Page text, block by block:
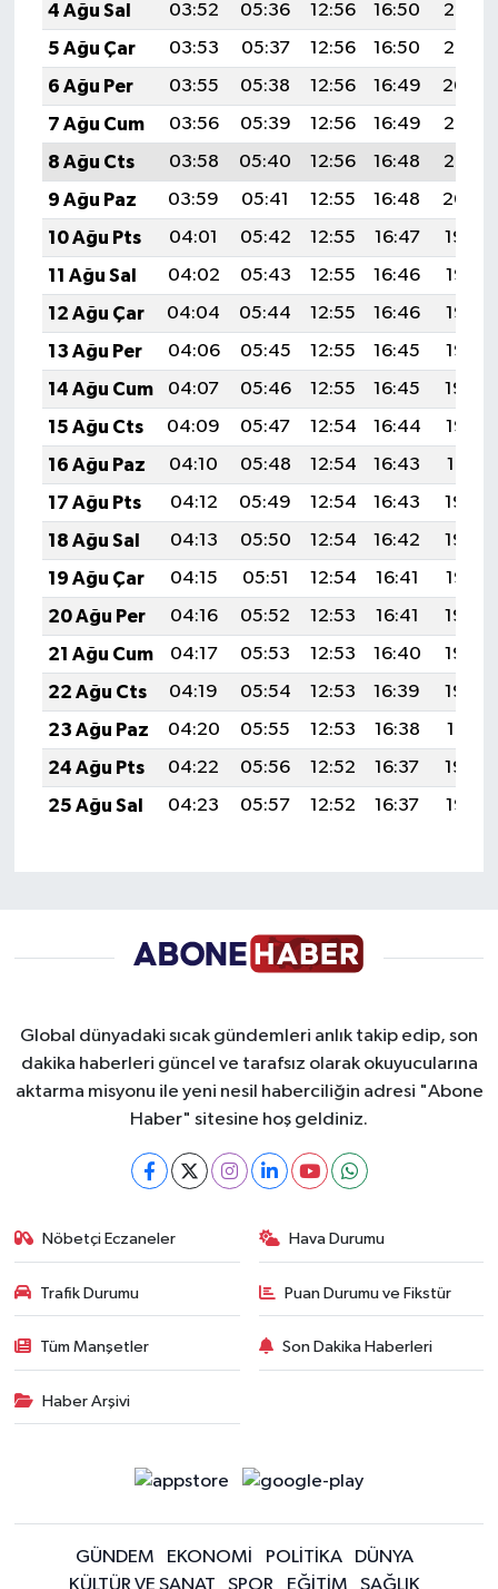
4 Ağu Sal
03:52 05:36 12:56 16:50
20:07
5 Ağu Çar
03:53 05:37 12:56 16:50
20:05
6 Ağu Per
03:55 05:38 12:56 16:49
20:04
7 Ağu Cum
03:56 05:39 12:56 16:49
20:03
8 Ağu Cts
03:58 05:40 12:56 16:48
20:02
9 Ağu Paz
03:59 05:41 12:55 16:48
20:00
10 Ağu Pts
04:01 05:42 12:55 16:47
19:59
11 Ağu Sal
04:02 05:43 12:55 16:46
19:58
12 Ağu Çar
04:04 05:44 12:55 16:46
19:57
13 Ağu Per
04:06 05:45 12:55 16:45
19:55
14 Ağu Cum
04:07 05:46 12:55 16:45
19:54
15 Ağu Cts
04:09 05:47 12:54 16:44
19:52
16 Ağu Paz
04:10 05:48 12:54 16:43
19:51
17 Ağu Pts
04:12 05:49 12:54 16:43
19:50
18 Ağu Sal
04:13 05:50 12:54 16:42
19:48
19 Ağu Çar
04:15 05:51 12:54 16:41
19:47
20 Ağu Per
04:16 05:52 12:53 16:41
19:45
21 Ağu Cum
04:17 05:53 12:53 16:40
19:44
22 Ağu Cts
04:19 05:54 12:53 16:39
19:42
23 Ağu Paz
04:20 05:55 12:53 16:38
19:41
24 Ağu Pts
04:22 05:56 12:52 16:37
19:39
25 Ağu Sal
04:23 05:57 12:52 16:37 19:38
Global dünyadaki sıcak gündemleri anlık takip edip, son
dakika haberleri güncel ve tarafsız olarak okuyucularına
aktarma misyonu ile yeni nesil haberciliğin adresi "Abone
Haber" sitesine hoş geldiniz.
Nöbetçi Eczaneler Hava Durumu
Trafik Durumu Puan Durumu ve Fikstür
Tüm Manşetler Son Dakika Haberleri
Haber Arşivi
GÜNDEM EKONOMİ POLİTİKA
DÜNYA
KÜLTÜR VE SANAT
SPOR EĞİTİM SAĞLIK